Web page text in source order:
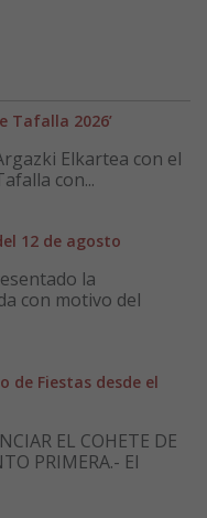
Tafalla 2026’
Elkartea con el
con...
12 de agosto
la
con motivo del
de Fiestas desde el
EL COHETE DE
PRIMERA.- El